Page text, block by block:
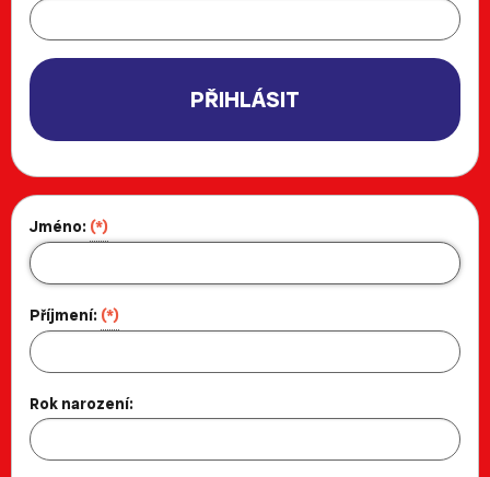
PŘIHLÁSIT
Jméno: (*)
Příjmení: (*)
Rok narození: